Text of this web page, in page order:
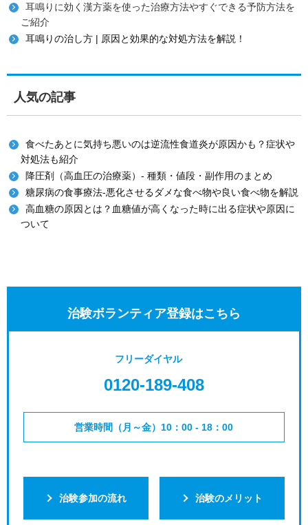
耳鳴りに効く漢方薬を使った治療方法やすぐできる予防方法を
ご紹介
耳鳴りの治し方 | 原因と効果的な対処方法を解説！
人気の記事
食べたあとに気持ち悪いのは逆流性食道炎が原因かも？症状や
対処法も紹介
降圧剤（高血圧の治療薬）- 種類・値段・副作用のまとめ
糖尿病の食事療法-悪化させるダメな食べ物や良い食べ物を解説
高血糖の原因とは？血糖値が高くなった時に出る症状や原因に
ついて
治験ボランティア登録はこちら
フリーダイヤル
0120-189-408
営業時間（月～金）10：00 - 18：00
治験参加の流れ 治験のメリット